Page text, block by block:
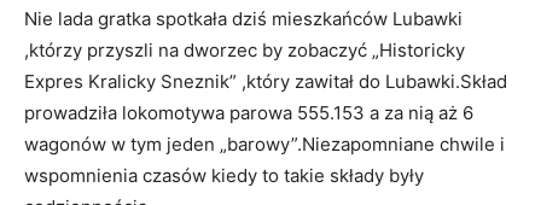
Nie lada gratka spotkała dziś mieszkańców Lubawki
,którzy przyszli na dworzec by zobaczyć „Historicky
Expres Kralicky Sneznik” ,który zawitał do Lubawki.Skład
prowadziła lokomotywa parowa 555.153 a za nią aż 6
wagonów w tym jeden „barowy”.Niezapomniane chwile i
wspomnienia czasów kiedy to takie składy były